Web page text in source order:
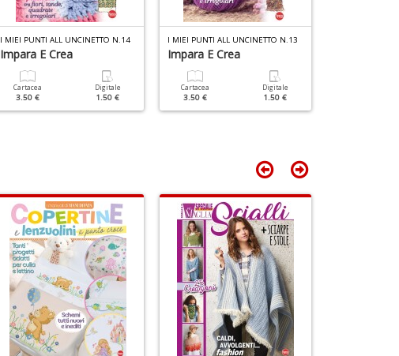
I MIEI PUNTI ALL UNCINETTO N.14
Impara E Crea
Cartacea
3.50 €
Digitale
1.50 €
I MIEI PUNTI ALL UNCINETTO N.13
Impara E Crea
Cartacea
3.50 €
Digitale
1.50 €